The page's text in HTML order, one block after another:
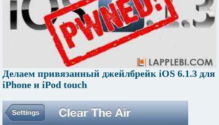
Делаем привязанный джейлбрейк iOS 6.1.3 для
iPhone и iPod touch